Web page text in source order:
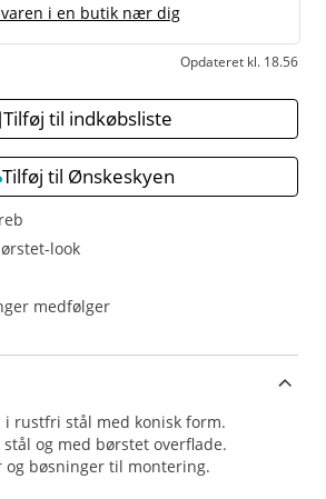
look
medfølger
varen i en butik nær dig
Opdateret kl. 18.56
Tilføj til indkøbsliste
Tilføj til Ønskeskyen
rustfri stål med konisk form.
og med børstet overflade.
og bøsninger til montering.